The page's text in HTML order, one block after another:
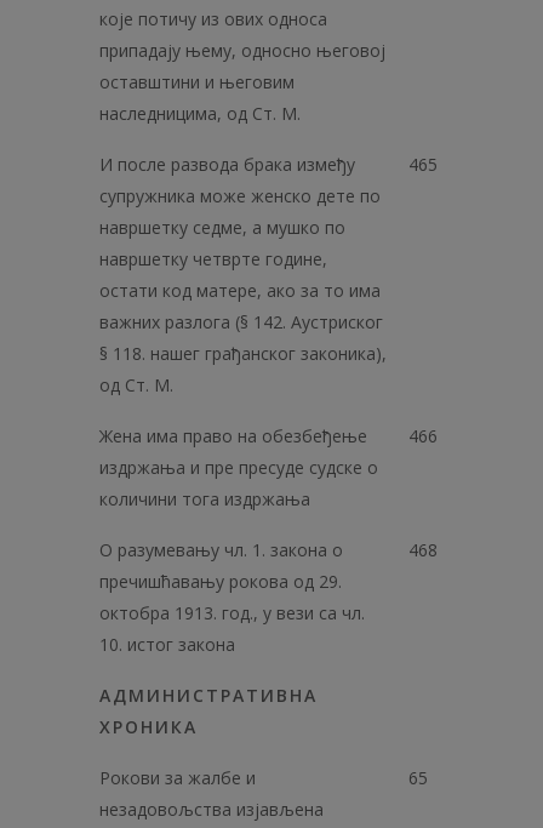
које потичу из ових односа
припадају њему, односно његовој
оставштини и његовим
наследницима, од Ст. М.
И после развода брака између
супружника може женско дете по
навршетку седме, а мушко по
навршетку четврте године,
остати код матере, ако за то има
важних разлога (§ 142. Аустриског
§ 118. нашег грађанског законика),
од Ст. М.
465
Жена има право на обезбеђење
издржања и пре пресуде судске о
количини тога издржања
466
О разумевању чл. 1. закона о
пречишћавању рокова од 29.
октобра 1913. год., у вези са чл.
10. истог закона
468
АДМИНИСТРАТИВНА
ХРОНИКА
Рокови за жалбе и
незадовољства изјављена
65